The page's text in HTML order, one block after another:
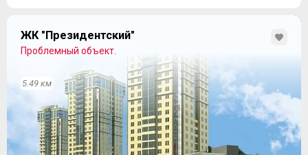
ЖК "Президентский"
Проблемный объект.
5.49 км